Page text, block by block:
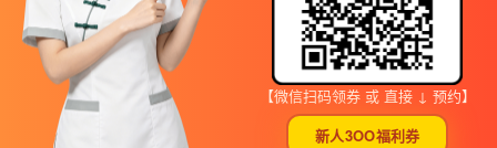
【微信扫码领券 或 直接 ↓ 预约】
新人3OO福利券